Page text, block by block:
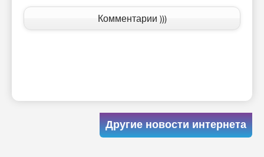
Комментарии )))
Другие новости интернета